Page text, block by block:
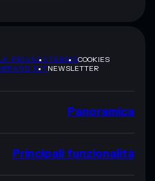
PRIVACYTERMSCOOKIES
BRAND KITNEWSLETTER
Panoramica
Principali funzionalità